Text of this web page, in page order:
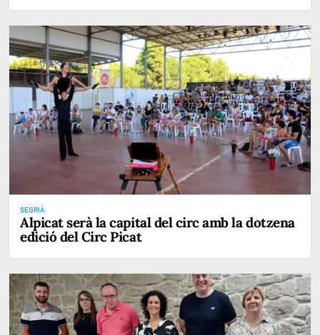
SEGRIÀ
Alpicat serà la capital del circ amb la dotzena
edició del Circ Picat